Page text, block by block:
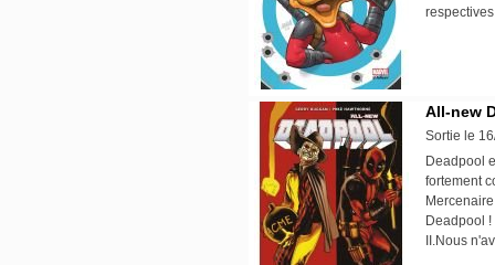
All-new
Sortie le
Deadpool
fortement
Deadpool
II.Nous